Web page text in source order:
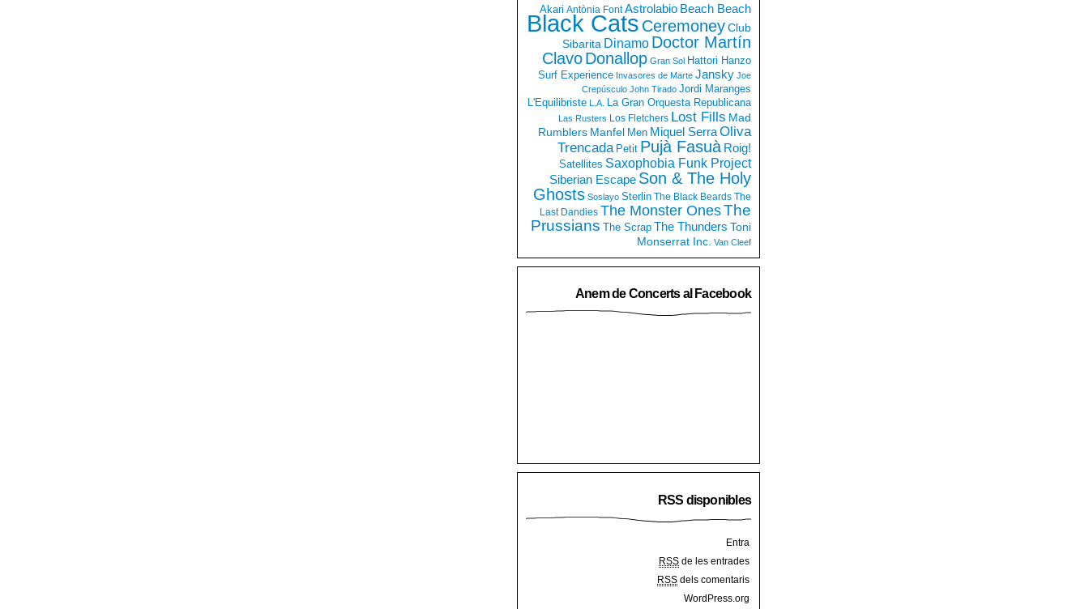
Akari Antònia Font Astrolabio Beach Beach
Black Cats CeremoneyClub
Sibarita Dinamo Doctor Martín
ClavoDonallop Gran Sol Hattori Hanzo
Surf Experience Invasores de Marte Jansky Joe
Crepúsculo John Tirado Jordi Maranges
L'Equilibriste L.A. La Gran Orquesta Republicana
Las Rusters Los Fletchers Lost Fills Mad
Rumblers Manfel Men Miquel SerraOliva
Trencada Petit Pujà Fasuà Roig!
Satellites Saxophobia Funk Project
Siberian Escape Son & The Holy
Ghosts Soslayo Sterlin The Black Beards The
Last Dandies The Monster OnesThe
Prussians The Scrap The Thunders Toni
Monserrat Inc. Van Cleef
Anem de Concerts al Facebook
RSS disponibles
Entra
RSS de les entrades
RSS dels comentaris
WordPress.org